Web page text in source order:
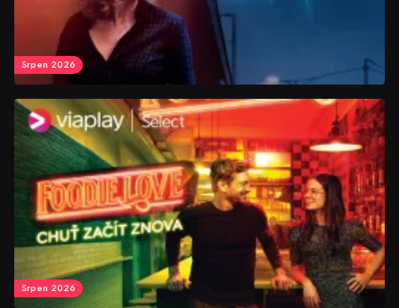
Srpen 2026
Srpen 2026